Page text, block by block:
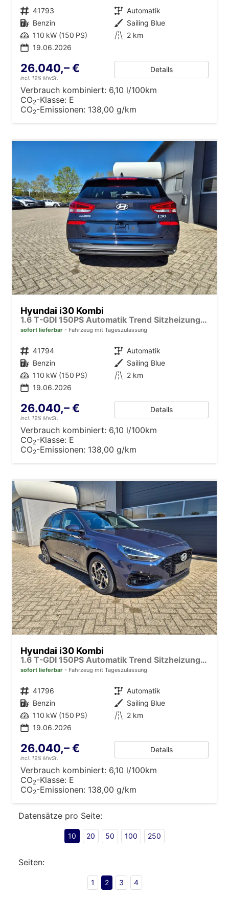
Fahrzeugnr. 41793 Getriebe Automatik
Kraftstoff Benzin Außenfarbe Sailing Blue
Leistung 110 kW (150 PS) Kilometerstand 2 km
19.06.2026
26.040,– €
incl. 19% MwSt.
Details
Verbrauch kombiniert: 6,10 l/100km
CO2-Klasse: E
CO2-Emissionen: 138,00 g/km
Hyundai i30 Kombi
1.6 T-GDI 150PS Automatik Trend Sitzheizung Lenkradheizung Klimaautomatik PDC v+h Rückf.Kamera Navi Apple CarPlay + Android Auto 16"LM
sofort lieferbar Fahrzeug mit Tageszulassung
Fahrzeugnr. 41794 Getriebe Automatik
Kraftstoff Benzin Außenfarbe Sailing Blue
Leistung 110 kW (150 PS) Kilometerstand 2 km
19.06.2026
26.040,– €
incl. 19% MwSt.
Details
Verbrauch kombiniert: 6,10 l/100km
CO2-Klasse: E
CO2-Emissionen: 138,00 g/km
Hyundai i30 Kombi
1.6 T-GDI 150PS Automatik Trend Sitzheizung Lenkradheizung Klimaautomatik PDC v+h Rückf.Kamera Navi Apple CarPlay + Android Auto 16"LM
sofort lieferbar Fahrzeug mit Tageszulassung
Fahrzeugnr. 41796 Getriebe Automatik
Kraftstoff Benzin Außenfarbe Sailing Blue
Leistung 110 kW (150 PS) Kilometerstand 2 km
19.06.2026
26.040,– €
incl. 19% MwSt.
Details
Verbrauch kombiniert: 6,10 l/100km
CO2-Klasse: E
CO2-Emissionen: 138,00 g/km
Datensätze pro Seite:
10 20 50 100 250
Seiten:
1 2 3 4